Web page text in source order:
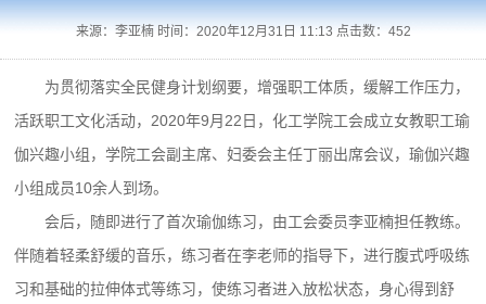
来源：李亚楠 时间：2020年12月31日 11:13 点击数： 452
为贯彻落实全民健身计划纲要，增强职工体质，缓解工作压力，
活跃职工文化活动，2020年9月22日，化工学院工会成立女教职工瑜
伽兴趣小组，学院工会副主席、妇委会主任丁丽出席会议，瑜伽兴趣
小组成员10余人到场。
会后，随即进行了首次瑜伽练习，由工会委员李亚楠担任教练。
伴随着轻柔舒缓的音乐，练习者在李老师的指导下，进行腹式呼吸练
习和基础的拉伸体式等练习，使练习者进入放松状态，身心得到舒